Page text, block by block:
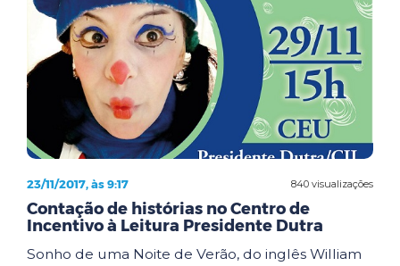
840 visualizações
23/11/2017, às 9:17
Contação de histórias no Centro de
Incentivo à Leitura Presidente Dutra
Sonho de uma Noite de Verão, do inglês William